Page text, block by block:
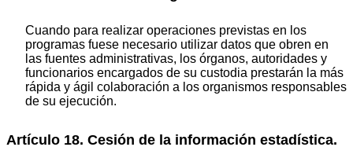
Cuando para realizar operaciones previstas en los
programas fuese necesario utilizar datos que obren en
las fuentes administrativas, los órganos, autoridades y
funcionarios encargados de su custodia prestarán la más
rápida y ágil colaboración a los organismos responsables
de su ejecución.
Artículo 18. Cesión de la información estadística.